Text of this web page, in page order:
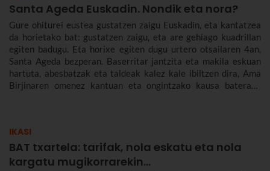
Santa Ageda Euskadin. Nondik eta nora?
Gure ohiturei eustea gustatzen zaigu Euskadin, eta kantatzea
da horietako bat: gustatzen zaigu, eta are gehiago kuadrillan
egiten badugu. Eta horixe egiten dugu urtero otsailaren 4an,
Santa Ageda bezperan. Baserritar jantzita eta makila eskuan
hartuta, abesbatzak eta taldeak kalez kale ibiltzen dira, Ama
Birjinaren omenez kantuan eta ongintzako kausa baterako
IKASI
BAT txartela: tarifak, nola eskatu eta nola
kargatu mugikorrarekin...